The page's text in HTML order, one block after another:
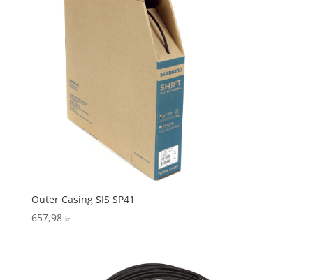
Outer Casing SIS SP41
657,98 kr.